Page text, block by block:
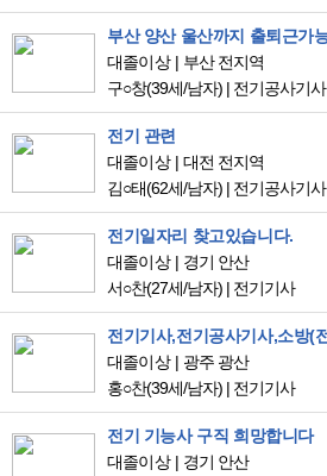
대졸이상
부산 전지역
구○창(39세/남자) | 전기공사기사
전기 관련
대졸이상
대전 전지역
김○태(62세/남자) | 전기공사기사
전기일자리 찾고있습니다.
대졸이상
경기 안산
서○찬(27세/남자) | 전기기사
대졸이상
광주 광산
홍○찬(39세/남자) | 전기기사
전기 기능사 구직 희망합니다
대졸이상
경기 안산